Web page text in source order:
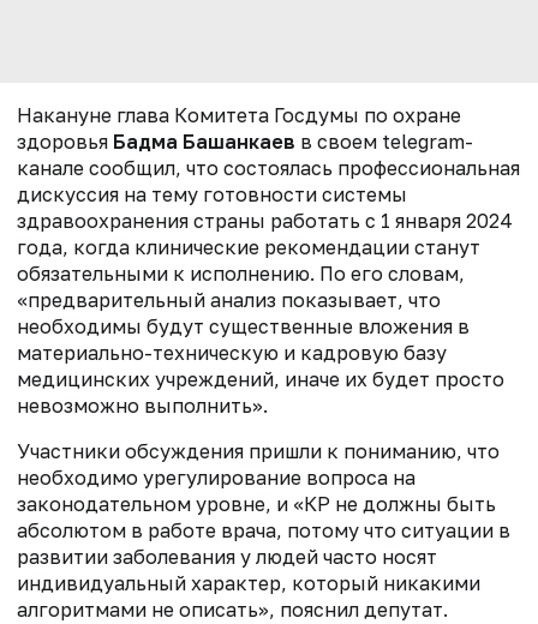
Накануне глава Комитета Госдумы по охране
здоровья Бадма Башанкаев в своем telegram-
канале сообщил, что состоялась профессиональная
дискуссия на тему готовности системы
здравоохранения страны работать с 1 января 2024
года, когда клинические рекомендации станут
обязательными к исполнению. По его словам,
«предварительный анализ показывает, что
необходимы будут существенные вложения в
материально-техническую и кадровую базу
медицинских учреждений, иначе их будет просто
невозможно выполнить».
Участники обсуждения пришли к пониманию, что
необходимо урегулирование вопроса на
законодательном уровне, и «КР не должны быть
абсолютом в работе врача, потому что ситуации в
развитии заболевания у людей часто носят
индивидуальный характер, который никакими
алгоритмами не описать», пояснил депутат.